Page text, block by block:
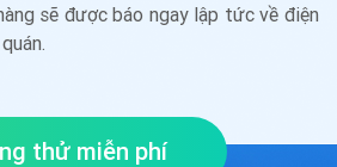
sẽ được báo ngay lập tức về điện
thử miễn phí